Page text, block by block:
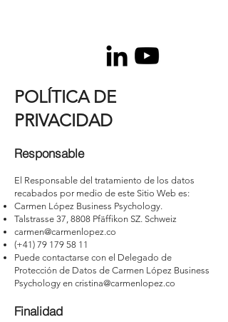
POLÍTICA DE
PRIVACIDAD
Responsable
El Responsable del tratamiento de los datos
recabados por medio de este Sitio Web es:
Carmen López Business Psychology.
Talstrasse 37, 8808 Pfäffikon SZ. Schweiz
carmen@carmenlopez.co
(+41) 79 179 58 11
Puede contactarse con el Delegado de
Protección de Datos de Carmen López Business
Psychology en cristina@carmenlopez.co
Finalidad